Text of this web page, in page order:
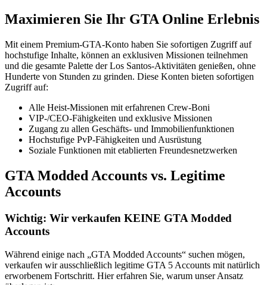
Maximieren Sie Ihr GTA Online Erlebnis
Mit einem Premium-GTA-Konto haben Sie sofortigen Zugriff auf
hochstufige Inhalte, können an exklusiven Missionen teilnehmen
und die gesamte Palette der Los Santos-Aktivitäten genießen, ohne
Hunderte von Stunden zu grinden. Diese Konten bieten sofortigen
Zugriff auf:
Alle Heist-Missionen mit erfahrenen Crew-Boni
VIP-/CEO-Fähigkeiten und exklusive Missionen
Zugang zu allen Geschäfts- und Immobilienfunktionen
Hochstufige PvP-Fähigkeiten und Ausrüstung
Soziale Funktionen mit etablierten Freundesnetzwerken
GTA Modded Accounts vs. Legitime
Accounts
Wichtig: Wir verkaufen KEINE GTA Modded
Accounts
Während einige nach „GTA Modded Accounts“ suchen mögen,
verkaufen wir ausschließlich legitime GTA 5 Accounts mit natürlich
erworbenem Fortschritt. Hier erfahren Sie, warum unser Ansatz